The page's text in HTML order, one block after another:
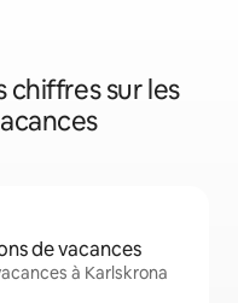
chiffres sur les
de vacances
à Karlskrona